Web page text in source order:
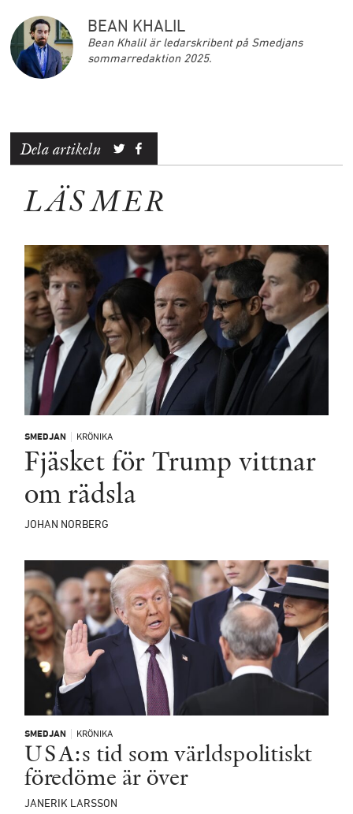
BEAN KHALIL
Bean Khalil är ledarskribent på Smedjans
sommarredaktion 2025.
Dela artikeln
LÄS MER
SMEDJAN KRÖNIKA
Fjäsket för Trump vittnar
om rädsla
JOHAN NORBERG
SMEDJAN KRÖNIKA
USA:s tid som världspolitiskt
föredöme är över
JANERIK LARSSON